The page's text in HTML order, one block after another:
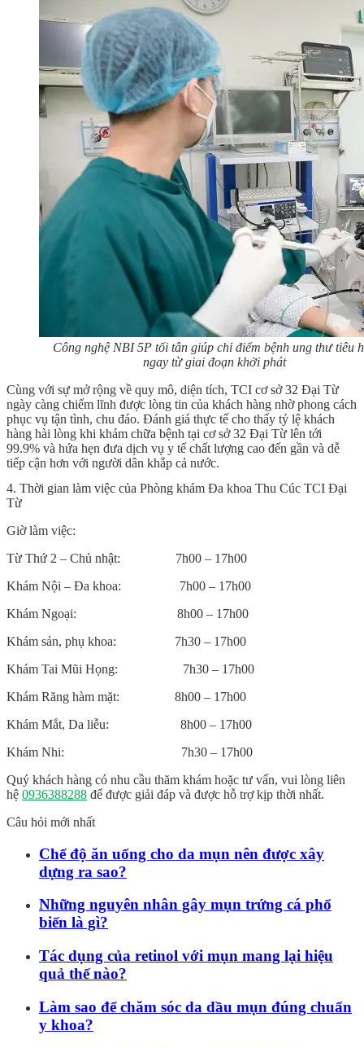
Công nghệ NBI 5P tối tân giúp chỉ điểm bệnh ung thư tiêu
ngay từ giai đoạn khởi phát
Cùng với sự mở rộng về quy mô, diện tích, TCI cơ sở 32 Đại Từ
ngày càng chiếm lĩnh được lòng tin của khách hàng nhờ phong cách
phục vụ tận tình, chu đáo. Đánh giá thực tế cho thấy tỷ lệ khách
hàng hài lòng khi khám chữa bệnh tại cơ sở 32 Đại Từ lên tới
99.9% và hứa hẹn đưa dịch vụ y tế chất lượng cao đến gần và dễ
tiếp cận hơn với người dân khắp cả nước.
4. Thời gian làm việc của Phòng khám Đa khoa Thu Cúc TCI Đại
Từ
Giờ làm việc:
Từ Thứ 2 – Chủ nhật: 7h00 – 17h00
Khám Nội – Đa khoa: 7h00 – 17h00
Khám Ngoại: 8h00 – 17h00
Khám sản, phụ khoa: 7h30 – 17h00
Khám Tai Mũi Họng: 7h30 – 17h00
Khám Răng hàm mặt: 8h00 – 17h00
Khám Mắt, Da liễu: 8h00 – 17h00
Khám Nhi: 7h30 – 17h00
Quý khách hàng có nhu cầu thăm khám hoặc tư vấn, vui lòng liên
hệ 0936388288 để được giải đáp và được hỗ trợ kịp thời nhất.
Câu hỏi mới nhất
Chế độ ăn uống cho da mụn nên được xây
dựng ra sao?
Những nguyên nhân gây mụn trứng cá phổ
biến là gì?
Tác dụng của retinol với mụn mang lại hiệu
quả thế nào?
Làm sao để chăm sóc da dầu mụn đúng chuẩn
y khoa?